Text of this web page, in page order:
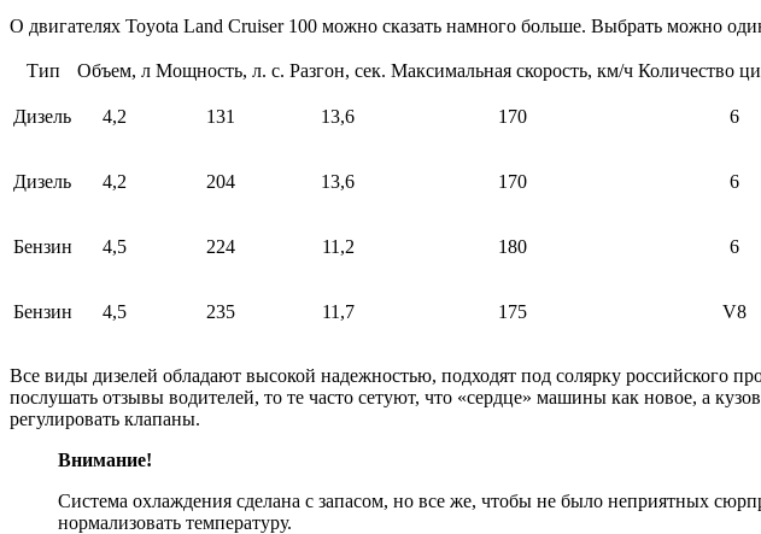
О двигателях Toyota Land Cruiser 100 можно сказать намного больше. Выбрать можно
Тип Объем, л Мощность, л. с. Разгон, сек. Максимальная скорость, км/ч Количество
Дизель 4,2 131 13,6 170 6
Дизель 4,2 204 13,6 170 6
Бензин 4,5 224 11,2 180 6
Бензин 4,5 235 11,7 175 V8
Все виды дизелей обладают высокой надежностью, подходят под солярку российского
послушать отзывы водителей, то те часто сетуют, что «сердце» машины как новое, а
регулировать клапаны.
Внимание!
Система охлаждения сделана с запасом, но все же, чтобы не было неприятных
нормализовать температуру.